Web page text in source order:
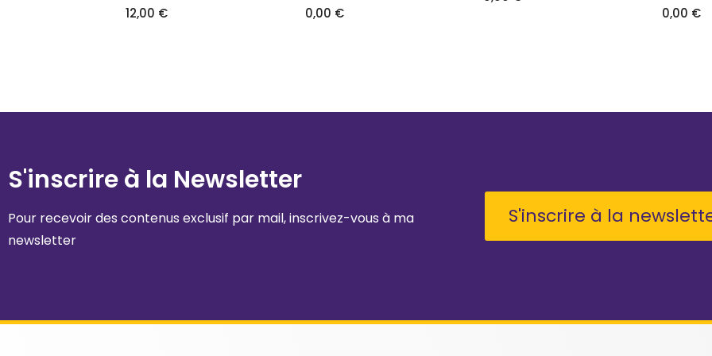
12,00 € 0,00 €
0,00 €
S'inscrire à la Newsletter
Pour recevoir des contenus exclusif par mail, inscrivez-vous à ma
newsletter
S'inscrire à la